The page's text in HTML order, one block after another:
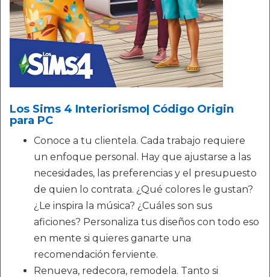
Los Sims 4 Interiorismo| Código Origin
para PC
Conoce a tu clientela. Cada trabajo requiere
un enfoque personal. Hay que ajustarse a las
necesidades, las preferencias y el presupuesto
de quien lo contrata. ¿Qué colores le gustan?
¿Le inspira la música? ¿Cuáles son sus
aficiones? Personaliza tus diseños con todo eso
en mente si quieres ganarte una
recomendación ferviente.
Renueva, redecora, remodela. Tanto si